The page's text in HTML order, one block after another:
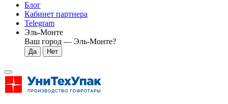
Блог
Кабинет партнера
Telegram
Эль-Монте
Ваш город — Эль-Монте?